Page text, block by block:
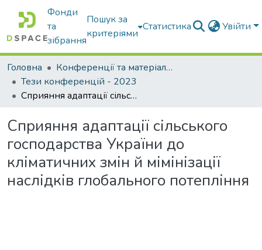
Фонди
та
зібрання
Пошук за
критеріями
Статистика Увійти
Головна
Конференції та матеріали конференцій
Тези конференцій - 2023
Сприяння адаптації сільського господарства України до кліматичних змін й мімінізації наслідків глобального потепління
Сприяння адаптації сільського
господарства України до
кліматичних змін й мімінізації
наслідків глобального потепління